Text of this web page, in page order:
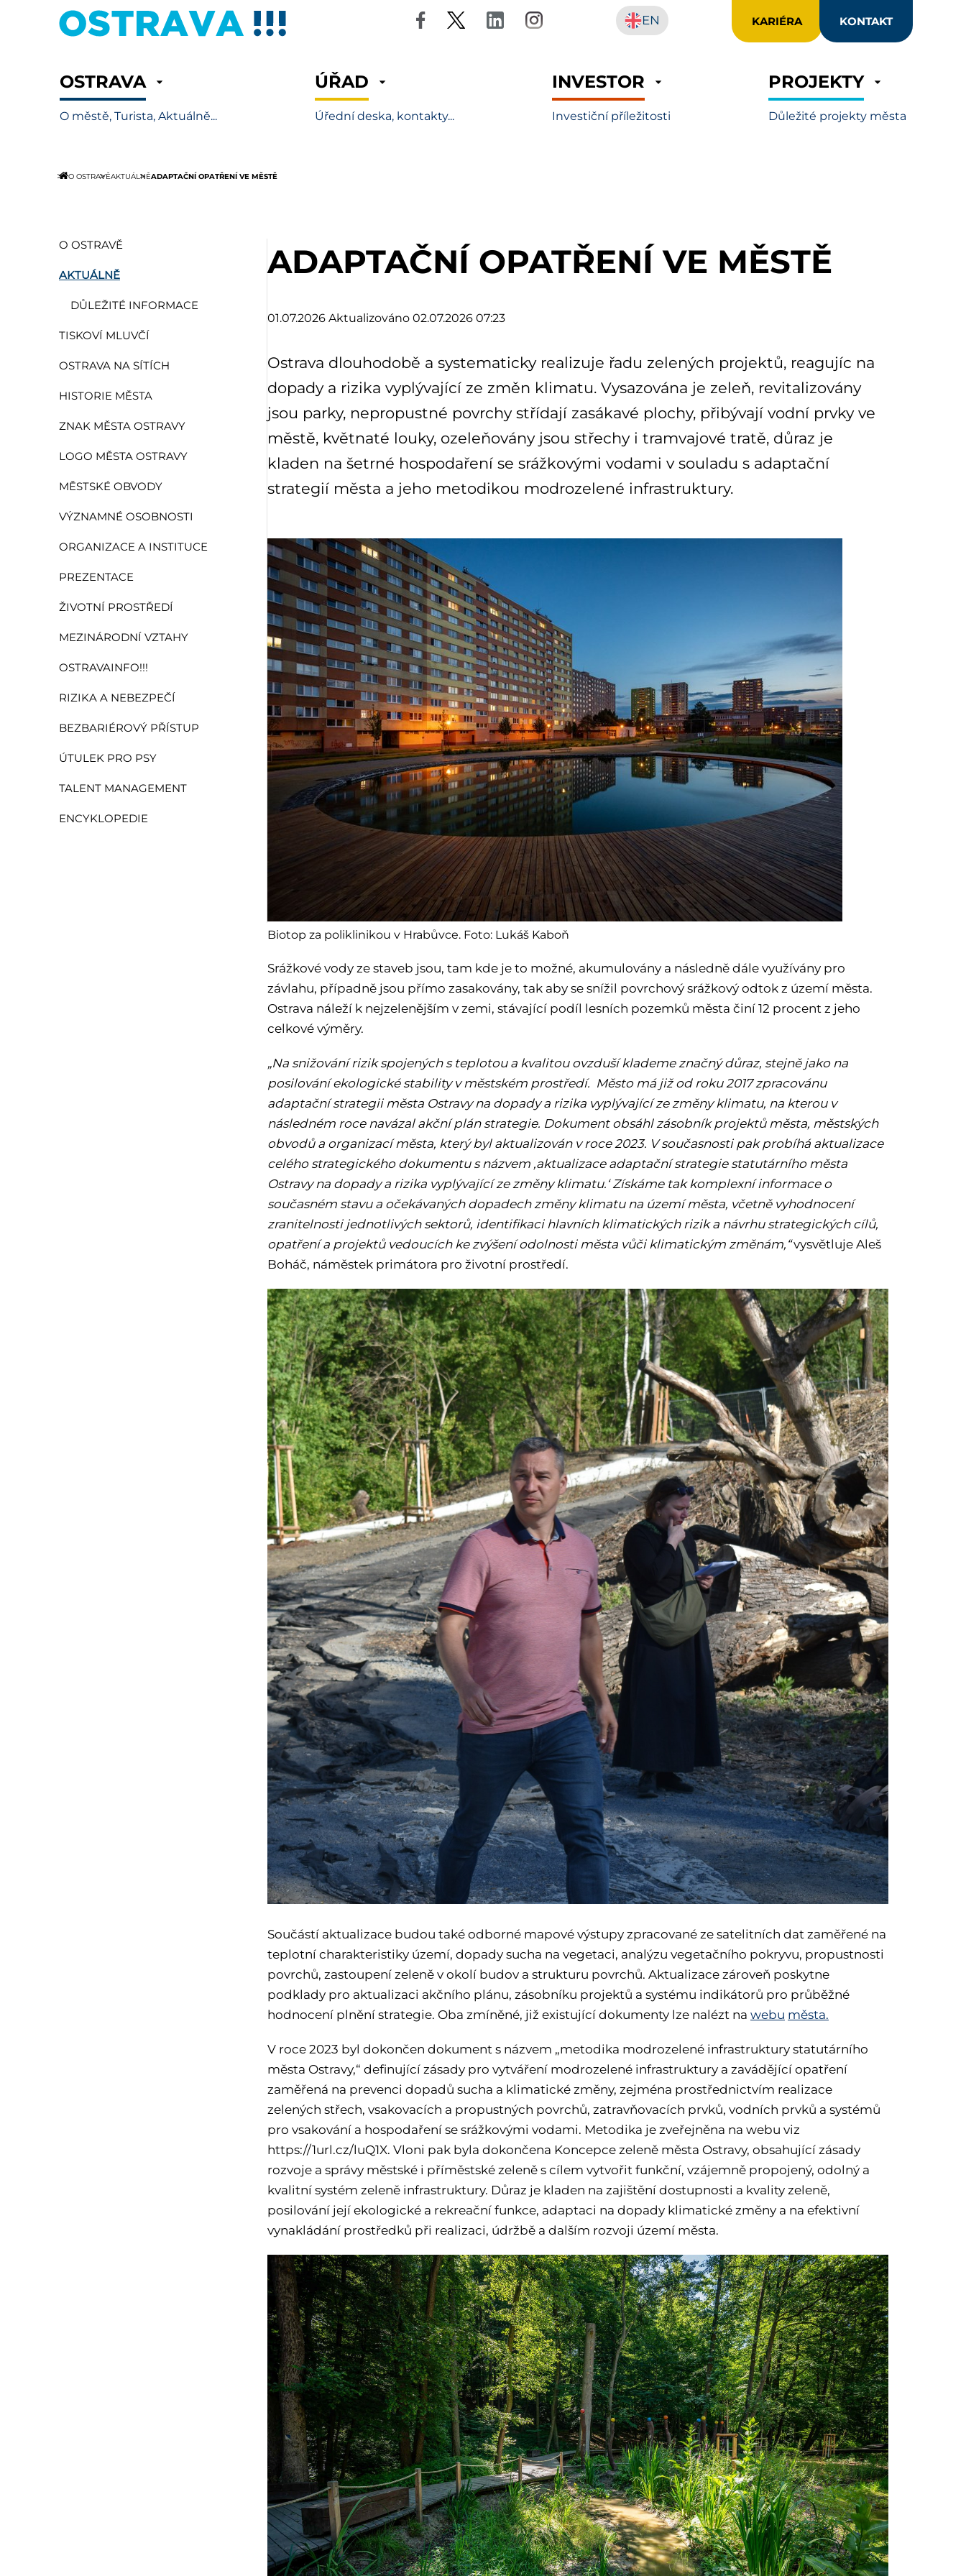
KARIÉRA KONTAKT
EN
OSTRAVA
O městě, Turista, Aktuálně...
ÚŘAD
Úřední deska, kontakty...
INVESTOR
Investiční příležitosti
PROJEKTY
Důležité projekty města
O OSTRAVĚAKTUÁLNĚADAPTAČNÍ OPATŘENÍ VE MĚSTĚ
O OSTRAVĚ
AKTUÁLNĚ
DŮLEŽITÉ INFORMACE
TISKOVÍ MLUVČÍ
OSTRAVA NA SÍTÍCH
HISTORIE MĚSTA
ZNAK MĚSTA OSTRAVY
LOGO MĚSTA OSTRAVY
MĚSTSKÉ OBVODY
VÝZNAMNÉ OSOBNOSTI
ORGANIZACE A INSTITUCE
PREZENTACE
ŽIVOTNÍ PROSTŘEDÍ
MEZINÁRODNÍ VZTAHY
OSTRAVAINFO!!!
RIZIKA A NEBEZPEČÍ
BEZBARIÉROVÝ PŘÍSTUP
ÚTULEK PRO PSY
TALENT MANAGEMENT
ENCYKLOPEDIE
ADAPTAČNÍ OPATŘENÍ VE MĚSTĚ
01.07.2026 Aktualizováno 02.07.2026 07:23
Ostrava dlouhodobě a systematicky realizuje řadu zelených projektů, reagujíc na
dopady a rizika vyplývající ze změn klimatu. Vysazována je zeleň, revitalizovány
jsou parky, nepropustné povrchy střídají zasákavé plochy, přibývají vodní prvky ve
městě, květnaté louky, ozeleňovány jsou střechy i tramvajové tratě, důraz je
kladen na šetrné hospodaření se srážkovými vodami v souladu s adaptační
strategií města a jeho metodikou modrozelené infrastruktury.
Biotop za poliklinikou v Hrabůvce. Foto: Lukáš Kaboň
Srážkové vody ze staveb jsou, tam kde je to možné, akumulovány a následně dále využívány pro
závlahu, případně jsou přímo zasakovány, tak aby se snížil povrchový srážkový odtok z území města.
Ostrava náleží k nejzelenějším v zemi, stávající podíl lesních pozemků města činí 12 procent z jeho
celkové výměry.
„Na snižování rizik spojených s teplotou a kvalitou ovzduší klademe značný důraz, stejně jako na
posilování ekologické stability v městském prostředí. Město má již od roku 2017 zpracovánu
adaptační strategii města Ostravy na dopady a rizika vyplývající ze změny klimatu, na kterou v
následném roce navázal akční plán strategie. Dokument obsáhl zásobník projektů města, městských
obvodů a organizací města, který byl aktualizován v roce 2023. V současnosti pak probíhá aktualizace
celého strategického dokumentu s názvem ‚aktualizace adaptační strategie statutárního města
Ostravy na dopady a rizika vyplývající ze změny klimatu.‘ Získáme tak komplexní informace o
současném stavu a očekávaných dopadech změny klimatu na území města, včetně vyhodnocení
zranitelnosti jednotlivých sektorů, identifikaci hlavních klimatických rizik a návrhu strategických cílů,
opatření a projektů vedoucích ke zvýšení odolnosti města vůči klimatickým změnám,“vysvětluje Aleš
Boháč, náměstek primátora pro životní prostředí.
Součástí aktualizace budou také odborné mapové výstupy zpracované ze satelitních dat zaměřené na
teplotní charakteristiky území, dopady sucha na vegetaci, analýzu vegetačního pokryvu, propustnosti
povrchů, zastoupení zeleně v okolí budov a strukturu povrchů. Aktualizace zároveň poskytne
podklady pro aktualizaci akčního plánu, zásobníku projektů a systému indikátorů pro průběžné
hodnocení plnění strategie. Oba zmíněné, již existující dokumenty lze nalézt na webu města.
V roce 2023 byl dokončen dokument s názvem „metodika modrozelené infrastruktury statutárního
města Ostravy,“ definující zásady pro vytváření modrozelené infrastruktury a zavádějící opatření
zaměřená na prevenci dopadů sucha a klimatické změny, zejména prostřednictvím realizace
zelených střech, vsakovacích a propustných povrchů, zatravňovacích prvků, vodních prvků a systémů
pro vsakování a hospodaření se srážkovými vodami. Metodika je zveřejněna na webu viz
https://1url.cz/luQ1X. Vloni pak byla dokončena Koncepce zeleně města Ostravy, obsahující zásady
rozvoje a správy městské i příměstské zeleně s cílem vytvořit funkční, vzájemně propojený, odolný a
kvalitní systém zeleně infrastruktury. Důraz je kladen na zajištění dostupnosti a kvality zeleně,
posilování její ekologické a rekreační funkce, adaptaci na dopady klimatické změny a na efektivní
vynakládání prostředků při realizaci, údržbě a dalším rozvoji území města.